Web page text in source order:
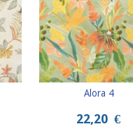
Alora 4
22,20 €